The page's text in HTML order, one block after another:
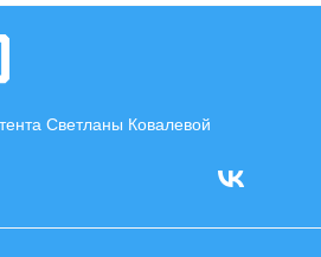
Светланы Ковалевой